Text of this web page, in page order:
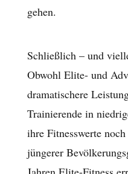
gehen.
Schließlich – und
Obwohl Elite- und
dramatischere
Trainierende in
ihre Fitnesswerte
jüngerer